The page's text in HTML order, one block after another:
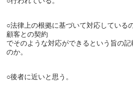
○法律上の根拠に基づいて対応している
顧客との契約
でそのような対応ができるという旨の